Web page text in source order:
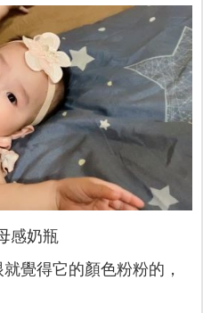
感奶瓶
覺得它的顏色粉粉的，